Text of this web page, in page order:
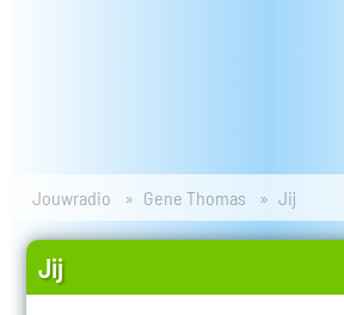
Jouwradio Gene Thomas Jij
Jij